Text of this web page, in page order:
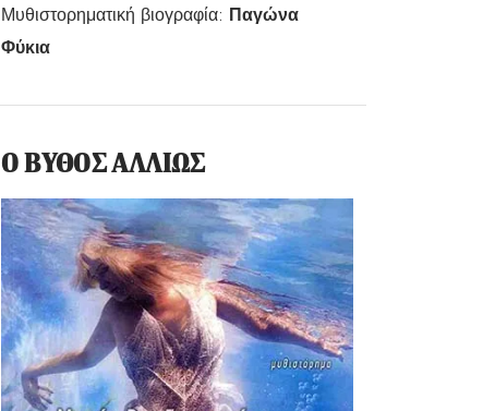
Μυθιστορηματική βιογραφία: Παγώνα
Φύκια
Ο ΒΥΘΟΣ ΑΛΛΙΩΣ